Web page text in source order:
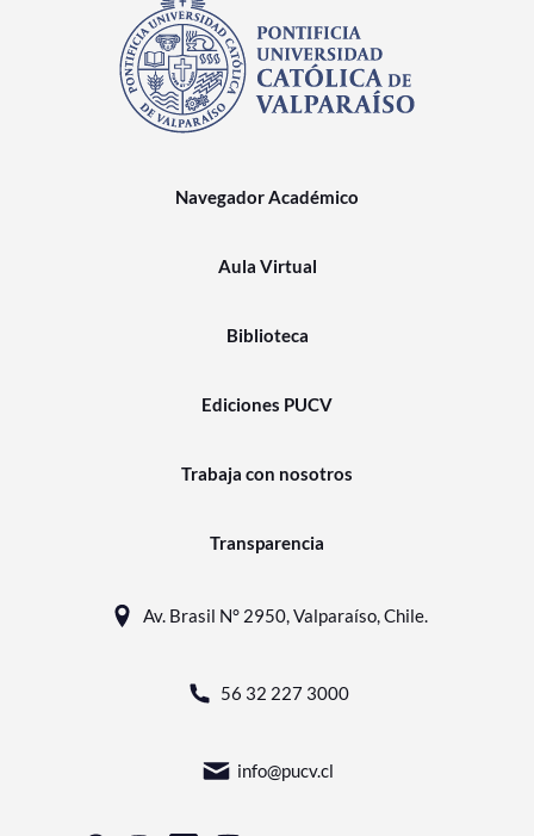
Navegador Académico
Aula Virtual
Biblioteca
Ediciones PUCV
Trabaja con nosotros
Transparencia
Av. Brasil N° 2950, Valparaíso, Chile.
56 32 227 3000
info@pucv.cl